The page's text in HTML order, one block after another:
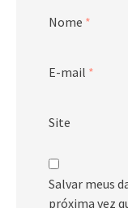
Nome *
E-mail *
Site
Salvar meus
próxima vez